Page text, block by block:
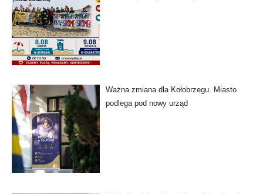
Ważna zmiana dla Kołobrzegu. Miasto
podlega pod nowy urząd